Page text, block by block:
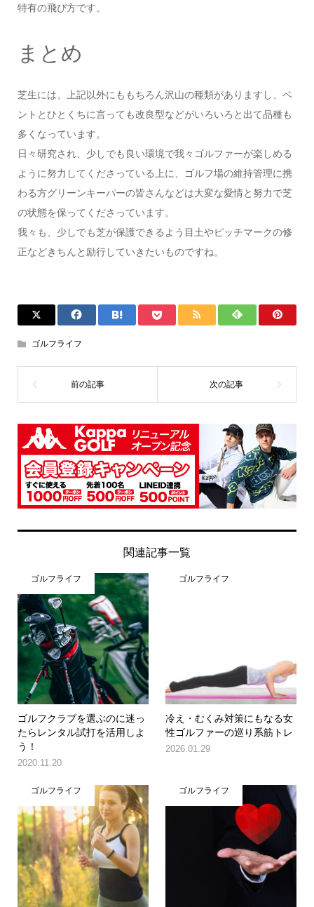
特有の飛び方です。
まとめ
芝生には、上記以外にももちろん沢山の種類がありますし、ベ
ントとひとくちに言っても改良型などがいろいろと出て品種も
多くなっています。
日々研究され、少しでも良い環境で我々ゴルファーが楽しめる
ように努力してくださっている上に、ゴルフ場の維持管理に携
わる方グリーンキーパーの皆さんなどは大変な愛情と努力で芝
の状態を保ってくださっています。
我々も、少しでも芝が保護できるよう目土やピッチマークの修
正などきちんと励行していきたいものですね。
ゴルフライフ
関連記事一覧
ゴルフライフ
ゴルフクラブを選ぶのに迷っ
たらレンタル試打を活用しよ
う！
2020.11.20
ゴルフライフ
冷え・むくみ対策にもなる女
性ゴルファーの巡り系筋トレ
2026.01.29
ゴルフライフ ゴルフライフ